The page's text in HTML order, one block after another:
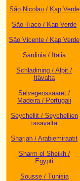
São Nicolau / Kap Verde
São Tiaco / Kap Verde
São Vicente / Kap Verde
Sardinia / Italia
Schladming / Alpit /
Itävalta
Selvegenssaaret /
Madeira / Portugali
Seychellit / Seychellien
tasavalta
Sharjah / Arabiemiraatit
Sharm el Sheikh /
Egypti
Sousse / Tunisia